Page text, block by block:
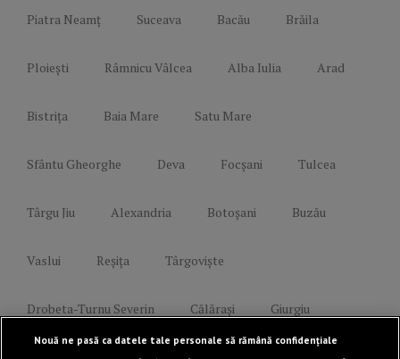
Piatra Neamț Suceava Bacău Brăila
Ploiești Râmnicu Vâlcea Alba Iulia Arad
Bistrița Baia Mare Satu Mare
Sfântu Gheorghe Deva Focșani Tulcea
Târgu Jiu Alexandria Botoșani Buzău
Vaslui Reșița Târgoviște
Drobeta-Turnu Severin Călărași Giurgiu
Nouă ne pasă ca datele tale personale să rămână confidențiale